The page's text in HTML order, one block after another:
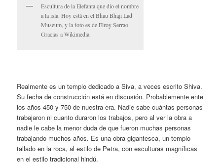
Escultura de la Elefanta que dio el nombre
a la isla. Hoy está en el Bhau Bhaji Lad
Museum, y la foto es de Elroy Serrao.
Gracias a Wikimedia.
Realmente es un templo dedicado a Siva, a veces escrito Shiva.
Su fecha de construcción está en discusión. Probablemente ente
los años 450 y 750 de nuestra era. Nadie sabe cuántas personas
trabajaron ni cuanto duraron los trabajos, pero al ver la obra a
nadie le cabe la menor duda de que fueron muchas personas
trabajando muchos años. Es una obra gigantesca, un templo
tallado en la roca, al estilo de Petra, con esculturas magníficas
en el estilo tradicional hindú.